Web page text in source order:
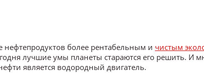
нефтепродуктов более рентабельным и чистым
лучшие умы планеты стараются его решить. И
является водородный двигатель.